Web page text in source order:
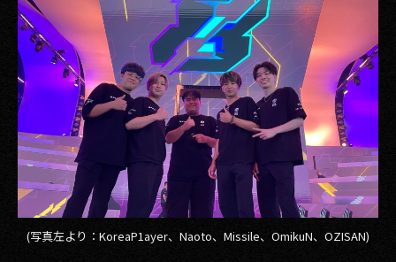
(写真左より：KoreaP1ayer、Naoto、Missile、OmikuN、OZISAN)